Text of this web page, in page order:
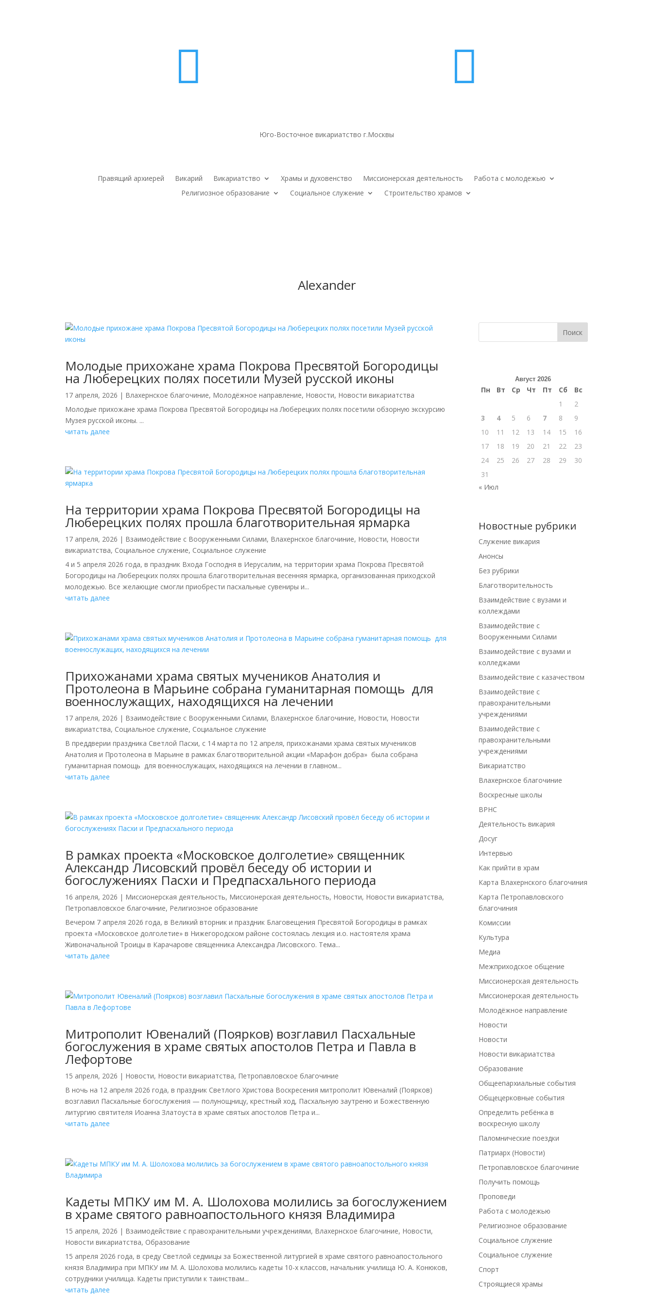
 
Юго-Восточное викариатство г.Москвы
Правящий архиерей Викарий Викариатство Храмы и духовенство Миссионерская деятельность
Работа с молодежью
Религиозное образование
Социальное служение Строительство храмов
Alexander
Молодые прихожане храма Покрова Пресвятой Богородицы
на Люберецких полях посетили Музей русской иконы
17 апреля, 2026 | Влахернское благочиние, Молодёжное направление, Новости, Новости викариатства
Молодые прихожане храма Покрова Пресвятой Богородицы на Люберецких полях посетили обзорную экскурсию
Музея русской иконы. ...
читать далее
На территории храма Покрова Пресвятой Богородицы на
Люберецких полях прошла благотворительная ярмарка
17 апреля, 2026 | Взаимодействие с Вооруженными Силами, Влахернское благочиние, Новости, Новости
викариатства, Социальное служение, Социальное служение
4 и 5 апреля 2026 года, в праздник Входа Господня в Иерусалим, на территории храма Покрова Пресвятой
Богородицы на Люберецких полях прошла благотворительная весенняя ярмарка, организованная приходской
молодежью. Все желающие смогли приобрести пасхальные сувениры и...
читать далее
Прихожанами храма святых мучеников Анатолия и
Протолеона в Марьине собрана гуманитарная помощь для
военнослужащих, находящихся на лечении
17 апреля, 2026 | Взаимодействие с Вооруженными Силами, Влахернское благочиние, Новости, Новости
викариатства, Социальное служение, Социальное служение
В преддверии праздника Светлой Пасхи, с 14 марта по 12 апреля, прихожанами храма святых мучеников
Анатолия и Протолеона в Марьине в рамках благотворительной акции «Марафон добра» была собрана
гуманитарная помощь для военнослужащих, находящихся на лечении в главном...
читать далее
В рамках проекта «Московское долголетие» священник
Александр Лисовский провёл беседу об истории и
богослужениях Пасхи и Предпасхального периода
16 апреля, 2026 | Миссионерская деятельность, Миссионерская деятельность, Новости, Новости викариатства,
Петропавловское благочиние, Религиозное образование
Вечером 7 апреля 2026 года, в Великий вторник и праздник Благовещения Пресвятой Богородицы в рамках
проекта «Московское долголетие» в Нижегородском районе состоялась лекция и.о. настоятеля храма
Живоначальной Троицы в Карачарове священника Александра Лисовского. Тема...
читать далее
Митрополит Ювеналий (Поярков) возглавил Пасхальные
богослужения в храме святых апостолов Петра и Павла в
Лефортове
15 апреля, 2026 | Новости, Новости викариатства, Петропавловское благочиние
В ночь на 12 апреля 2026 года, в праздник Светлого Христова Воскресения митрополит Ювеналий (Поярков)
возглавил Пасхальные богослужения — полунощницу, крестный ход, Пасхальную заутреню и Божественную
литургию святителя Иоанна Златоуста в храме святых апостолов Петра и...
читать далее
Кадеты МПКУ им М. А. Шолохова молились за богослужением
в храме святого равноапостольного князя Владимира
15 апреля, 2026 | Взаимодействие с правохранительными учреждениями, Влахернское благочиние, Новости,
Новости викариатства, Образование
15 апреля 2026 года, в среду Светлой седмицы за Божественной литургией в храме святого равноапостольного
князя Владимира при МПКУ им М. А. Шолохова молились кадеты 10-х классов, начальник училища Ю. А. Конюков,
сотрудники училища. Кадеты приступили к таинствам...
читать далее
Поиск
Август 2026
Пн Вт Ср Чт Пт Сб
Вс
1
2
3
4 5 6 7 8
9
10
11 12 13 14 15
16
17
18 19 20 21 22
23
24
25 26 27 28 29
30
31
« Июл
Новостные рубрики
Cлужение викария
Анонсы
Без рубрики
Благотворительность
Взаимдействие с вузами и
коллеждами
Взаимодействие с
Вооруженными Силами
Взаимодействие с вузами и
колледжами
Взаимодействие с казачеством
Взаимодействие с
правохранительными
учреждениями
Взаимодействие с
правохранительными
учреждениями
Викариатство
Влахернское благочиние
Воскресные школы
ВРНС
Деятельность викария
Досуг
Интервью
Как прийти в храм
Карта Влахернского благочиния
Карта Петропавловского
благочиния
Комиссии
Культура
Медиа
Межприходское общение
Миссионерская деятельность
Миссионерская деятельность
Молодёжное направление
Новости
Новости
Новости викариатства
Образование
Общеепархиальные события
Общецерковные события
Определить ребёнка в
воскресную школу
Паломнические поездки
Патриарх (Новости)
Петропавловское благочиние
Получить помощь
Проповеди
Работа с молодежью
Религиозное образование
Социальное служение
Социальное служение
Спорт
Строящиеся храмы